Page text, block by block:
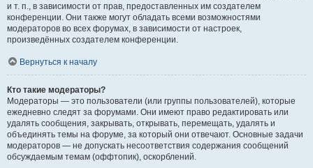
и т. п., в зависимости от прав, предоставленных им создателем
конференции. Они также могут обладать всеми возможностями
модераторов во всех форумах, в зависимости от настроек,
произведённых создателем конференции.
Вернуться к началу
Кто такие модераторы?
Модераторы — это пользователи (или группы пользователей), которые
ежедневно следят за форумами. Они имеют право редактировать или
удалять сообщения, закрывать, открывать, перемещать, удалять и
объединять темы на форуме, за который они отвечают. Основные задачи
модераторов — не допускать несоответствия содержания сообщений
обсуждаемым темам (оффтопик), оскорблений.